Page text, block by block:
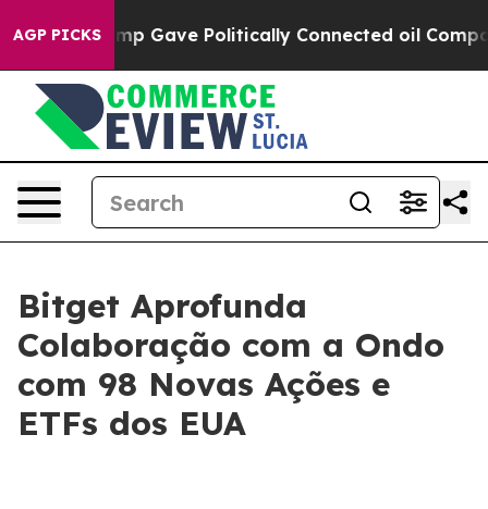
AGP PICKS
Trump Gave Politically Connected oil
Bitget Aprofunda
Colaboração com a Ondo
com 98 Novas Ações e
ETFs dos EUA